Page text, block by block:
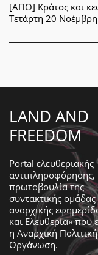
[ΑΠΟ] Κράτος και
Τετάρτη 20 Νοέμβρη
LAND AND
FREEDOM
Portal ελευθεριακής
αντιπληροφόρησης,
πρωτοβουλία της
συντακτικής ομάδας
αναρχικής
και Ελευθερία» που
η Αναρχική Πολιτική
Οργάνωση.